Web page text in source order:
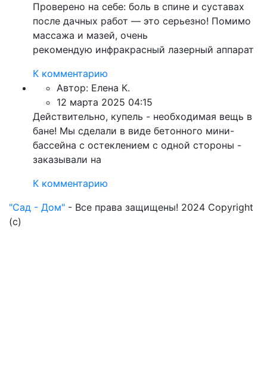
Проверено на себе: боль в спине и суставах
после дачных работ — это серьезно! Помимо
массажа и мазей, очень
рекомендую инфракрасный лазерный аппарат
К комментарию
Автор: Елена К.
12 марта 2025 04:15
Действительно, купель - необходимая вещь в
бане! Мы сделали в виде бетонного мини-
бассейна с остеклением с одной стороны -
заказывали на
К комментарию
"Сад - Дом" - Все права защищены! 2024 Copyright
(с)